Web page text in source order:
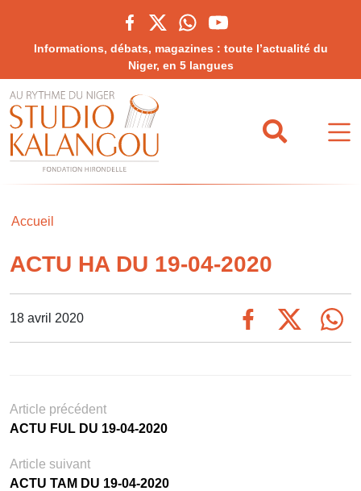
Informations, débats, magazines : toute l’actualité du
Niger, en 5 langues
Accueil
ACTU HA DU 19-04-2020
18 avril 2020
Article précédent
ACTU FUL DU 19-04-2020
Article suivant
ACTU TAM DU 19-04-2020